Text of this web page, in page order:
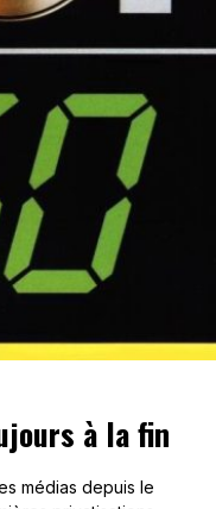
à la fin
médias depuis le